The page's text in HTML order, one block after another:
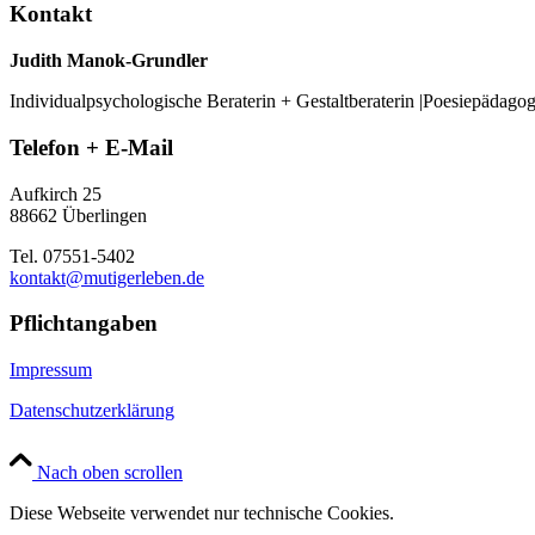
Kontakt
Judith Manok-Grundler
Individualpsychologische Beraterin + Gestaltberaterin
Telefon + E-Mail
Aufkirch 25
88662 Überlingen
Tel. 07551-5402
kontakt@mutigerleben.de
Pflichtangaben
Impressum
Datenschutzerklärung
Nach oben scrollen
Diese Webseite verwendet nur technische Cookies.